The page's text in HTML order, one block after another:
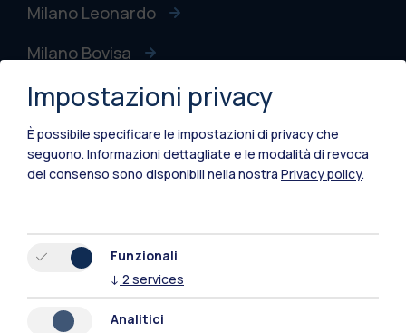
Milano Leonardo
Milano Bovisa
Cremona
Lecco
Mantova
Xi'an
Naviga il sito
Impostazioni privacy
È possibile specificare le impostazioni di privacy che
seguono. Informazioni dettagliate e le modalità di revoca
del consenso sono disponibili nella nostra Privacy policy.
Funzionali
↓ 2 services
Analitici